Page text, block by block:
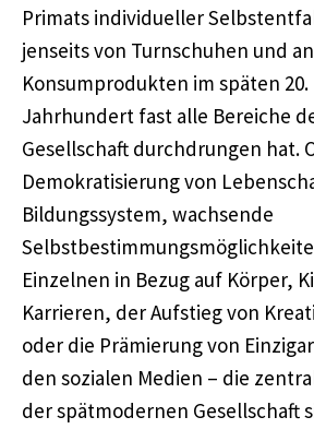
Primats individueller
jenseits von Turnschuhen und
Konsumprodukten im späten 20.
Jahrhundert fast alle Bereiche
Gesellschaft durchdrungen hat.
Demokratisierung von
Bildungssystem, wachsende
Einzelnen in Bezug auf Körper,
Karrieren, der Aufstieg von
oder die Prämierung von
den sozialen Medien – die
der spätmodernen Gesellschaft